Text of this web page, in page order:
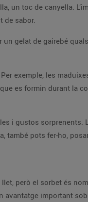
un toc de canyella.
de sabor.
gelat de gairebé
exemple, les
es formin durant la
i gustos sorprenents.
també pots fer-ho,
però el sorbet és
avantatge important